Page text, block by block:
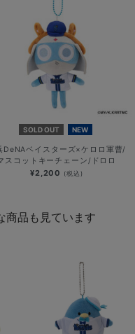
SOLD OUT NEW
DeNAベイスターズ×ケロロ軍曹/
スコットキーチェーン/ドロロ
¥2,200 (税込)
商品も見ています